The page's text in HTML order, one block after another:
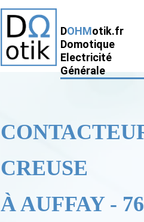
DOHMotik.fr
Domotique
Electricité
Générale
CREUSE
À AUFFAY -